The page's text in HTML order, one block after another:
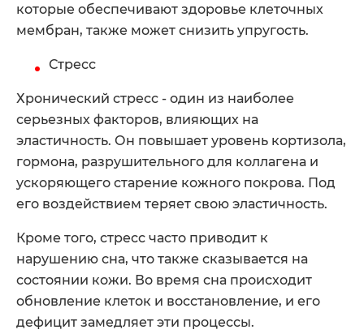
которые обеспечивают здоровье клеточных
мембран, также может снизить упругость.
Стресс
Хронический стресс - один из наиболее
серьезных факторов, влияющих на
эластичность. Он повышает уровень кортизола,
гормона, разрушительного для коллагена и
ускоряющего старение кожного покрова. Под
его воздействием теряет свою эластичность.
Кроме того, стресс часто приводит к
нарушению сна, что также сказывается на
состоянии кожи. Во время сна происходит
обновление клеток и восстановление, и его
дефицит замедляет эти процессы.